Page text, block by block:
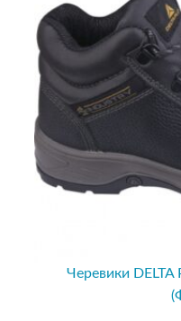
Черевики DELTA